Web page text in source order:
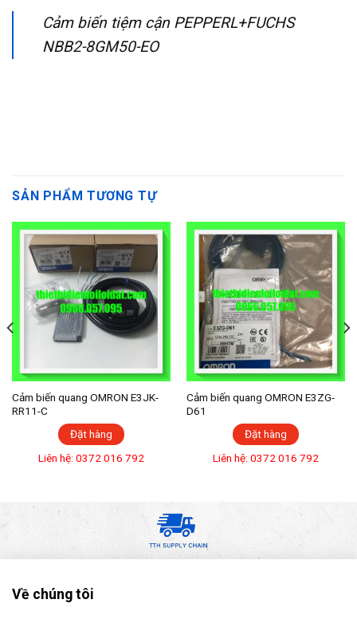
Cảm biến tiệm cận PEPPERL+FUCHS
NBB2-8GM50-EO
SẢN PHẨM TƯƠNG TỰ
Cảm biến quang OMRON E3JK-
RR11-C
Đặt hàng
Liên hệ: 0372 016 792
Cảm biến quang OMRON E3ZG-
D61
Đặt hàng
Liên hệ: 0372 016 792
Về chúng tôi